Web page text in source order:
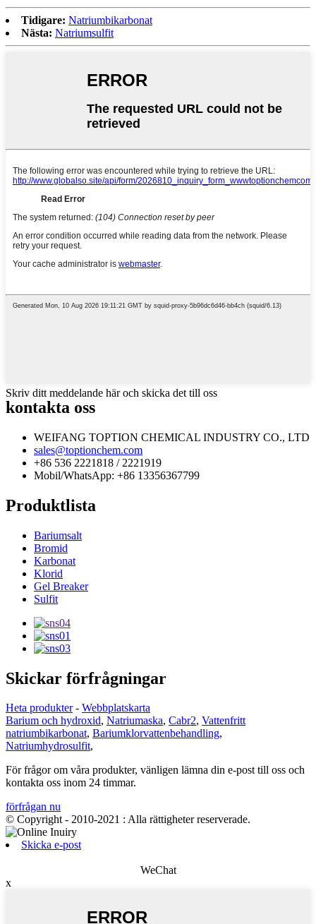
Tidigare: Natriumbikarbonat
Nästa: Natriumsulfit
Skriv ditt meddelande här och skicka det till oss
kontakta oss
WEIFANG TOPTION CHEMICAL INDUSTRY CO., LTD
sales@toptionchem.com
+86 536 2221818 / 2221919
Mobil/WhatsApp: +86 13356367799
Produktlista
Bariumsalt
Bromid
Karbonat
Klorid
Gel Breaker
Sulfit
Skickar förfrågningar
Heta produkter- Webbplatskarta
Barium och hydroxid, Natriumaska, Cabr2, Vattenfritt
natriumbikarbonat, Bariumklorvattenbehandling,
Natriumhydrosulfit,
För frågor om våra produkter, vänligen lämna din e-post till oss och
kontakta oss inom 24 timmar.
förfrågan nu
© Copyright - 2010-2021 : Alla rättigheter reserverade.
Skicka e-post
WeChat
x